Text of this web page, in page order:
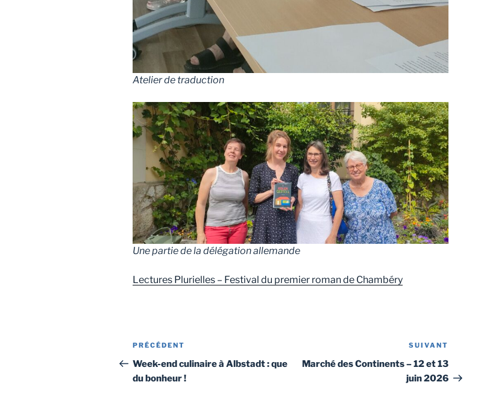
Atelier de traduction
Une partie de la délégation allemande
Lectures Plurielles – Festival du premier roman de Chambéry
Navigation
de
l’article
Article
précédent
PRÉCÉDENT
Week-end culinaire à Albstadt : que
du bonheur !
suivant
SUIVANT
Marché des Continents – 12 et 13
juin 2026